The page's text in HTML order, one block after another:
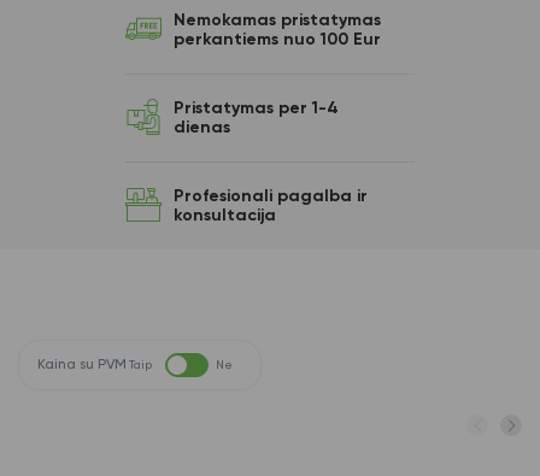
Nemokamas pristatymas
perkantiems nuo 100 Eur
Pristatymas per 1-4
dienas
Profesionali pagalba ir
konsultacija
Kaina su PVM Taip Ne